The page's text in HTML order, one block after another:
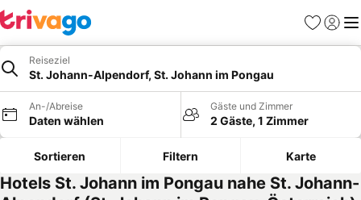
Favoriten
Reiseziel
St. Johann-Alpendorf, St. Johann im Pongau
An-/Abreise
Daten wählen
Gäste und Zimmer
2 Gäste, 1 Zimmer
Sortieren Filtern Karte
Hotels St. Johann im Pongau nahe St. Johann-